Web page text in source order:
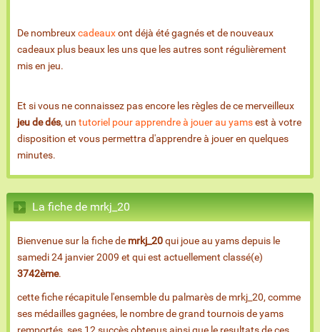
De nombreuxcadeauxont déjà été gagnés et de nouveaux
cadeaux plus beaux les uns que les autres sont régulièrement
mis en jeu.
Et si vous ne connaissez pas encore les règles de ce merveilleux
jeu de dés, un tutoriel pour apprendre à jouer au yamsest à votre
disposition et vous permettra d'apprendre à jouer en quelques
minutes.
La fiche de mrkj_20
Bienvenue sur la fiche de mrkj_20qui joue au yams depuis le
samedi 24 janvier 2009 et qui est actuellement classé(e)
3742ème.
cette fiche récapitule l'ensemble du palmarès de mrkj_20, comme
ses médailles gagnées, le nombre de grand tournois de yams